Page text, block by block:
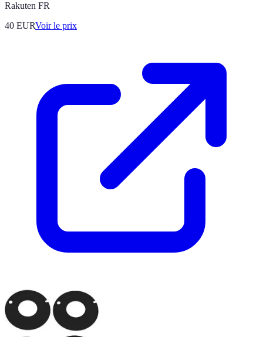
Rakuten FR
40 EURVoir le prix